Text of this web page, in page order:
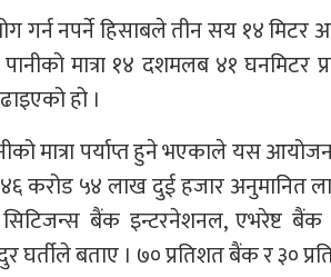
गर्न नपर्ने हिसाबले तीन सय १४
मात्रा १४ दशमलब ४१
हो ।
मात्रा पर्याप्त हुने भएकाले यस
करोड ५४ लाख दुई हजार अनुमानित
बैंक इन्टरनेशनल, एभरेष्ट बैंक
घर्तीले बताए । ७० प्रतिशत बैंक र ३०